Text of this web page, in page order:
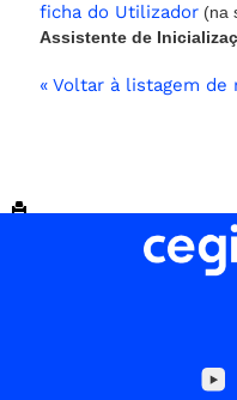
ficha do Utilizador (na
Assistente de
« Voltar à listagem de